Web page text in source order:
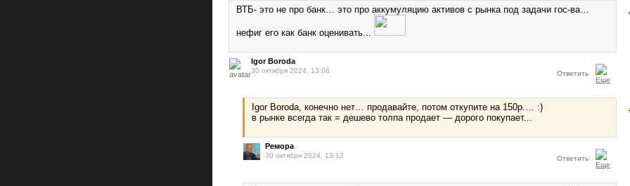
ВТБ- это не про банк… это про аккумуляцию активов с рынка под задачи гос-ва…
нефиг его как банк оценивать...
Igor Boroda
30 октября 2024, 13:08 Ответить
Igor Boroda, конечно нет… продавайте, потом откупите на 150р.… :)
в рынке всегда так = дешево толпа продает — дорого покупает...
Ремора
30 октября 2024, 13:12 Ответить